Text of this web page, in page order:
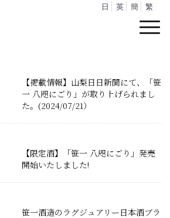
日 英 簡 繁
【掲載情報】山梨日日新聞にて、「笹
一 八咫にごり」が取り上げられまし
た。(2024/07/21）
【限定酒】「笹一 八咫にごり」発売
開始いたしました!
笹一酒造のラグジュアリー日本酒ブラ